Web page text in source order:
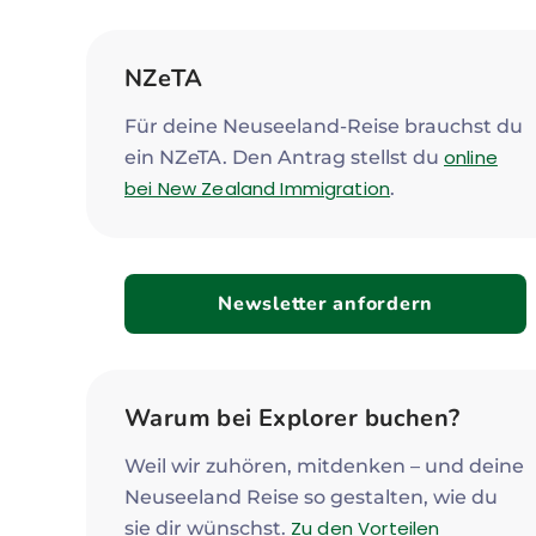
NZeTA
Für deine Neuseeland-Reise brauchst du
ein NZeTA. Den Antrag stellst du online
bei New Zealand Immigration.
Newsletter anfordern
Warum bei Explorer buchen?
Weil wir zuhören, mitdenken – und deine
Neuseeland Reise so gestalten, wie du
sie dir wünschst. Zu den Vorteilen